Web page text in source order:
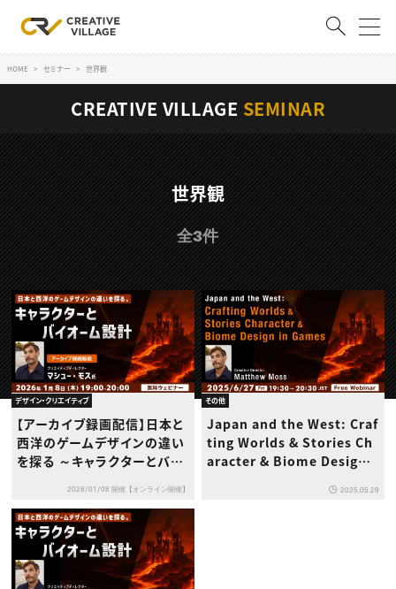
ログイン 会員登録
RECRUIT
クリエイター求人を探す
CREATIVE JOB求人検索
特集求人
採用説明会
転職支援サービス
CONTENTS
スキルアップしたい！
スキルアップしたい！ トップ
デザイン
プログラミング
動画配信・映像制作
編集・ライティング
マーケティング
ディレクション
業界解説・キャリア事情
お役立ち基礎知識
TOP Creator’s コラム
TOP Creator’s コラム トップ
Webクリエイター
アプリクリエイター
ゲームクリエイター
映像クリエイター
マーケッター
クリエイターインタビュー
セミナー
ニュース・トレンド
ニュース・トレンド トップ
Web
映像
ゲーム・エンタメ
広告
出版
CREATIVE VILLAGEからのお知らせ
HOME セミナー 世界観
CREATIVE VILLAGE SEMINAR
世界観
全3件
デザイン・クリエイティブ
【アーカイブ録画配信】日本と
西洋のゲームデザインの違い
を探る ～キャラクターとバイ
2026/01/08 開催【オンライン開催】
その他
Japan and the West: Craf
ting Worlds & Stories Ch
aracter & Biome Design i
2025.05.29